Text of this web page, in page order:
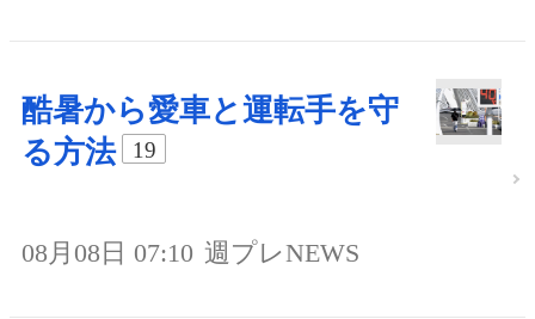
酷暑から愛車と運転手を守
る方法
19
08月08日 07:10 週プレNEWS